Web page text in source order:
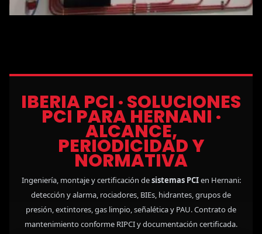
IBERIA PCI · SOLUCIONES
PCI PARA HERNANI ·
ALCANCE,
PERIODICIDAD Y
NORMATIVA
Ingeniería, montaje y certificación desistemas PCIen Hernani:
detección y alarma, rociadores, BIEs, hidrantes, grupos de
presión, extintores, gas limpio, señalética y PAU. Contrato de
mantenimiento conforme RIPCI y documentación certificada.